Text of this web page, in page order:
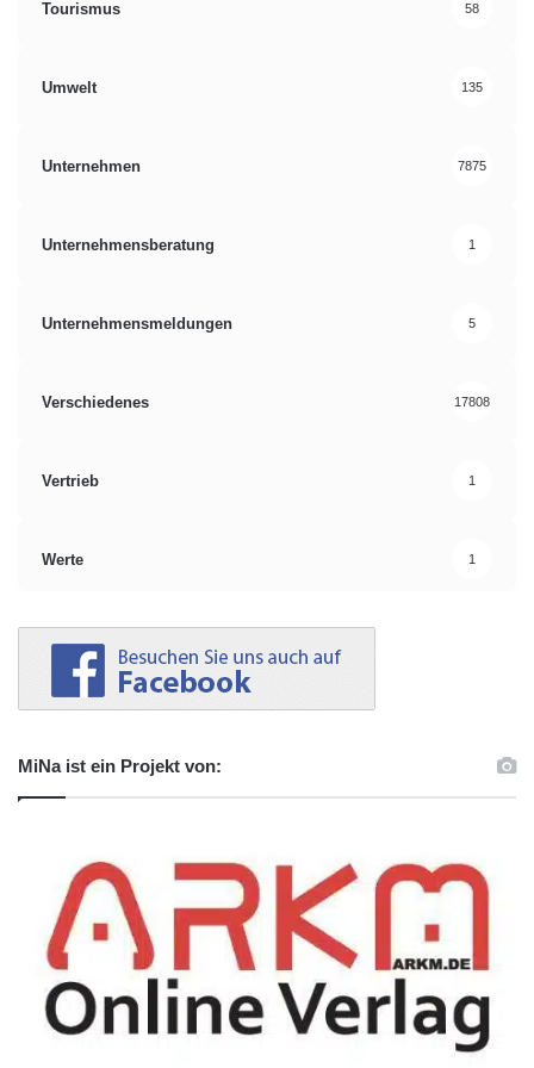
Tourismus 58
Umwelt 135
Unternehmen 7875
Unternehmensberatung 1
Unternehmensmeldungen 5
Verschiedenes 17808
Vertrieb 1
Werte 1
MiNa ist ein Projekt von: